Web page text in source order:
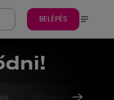
BELÉPÉS
Eredményesebb